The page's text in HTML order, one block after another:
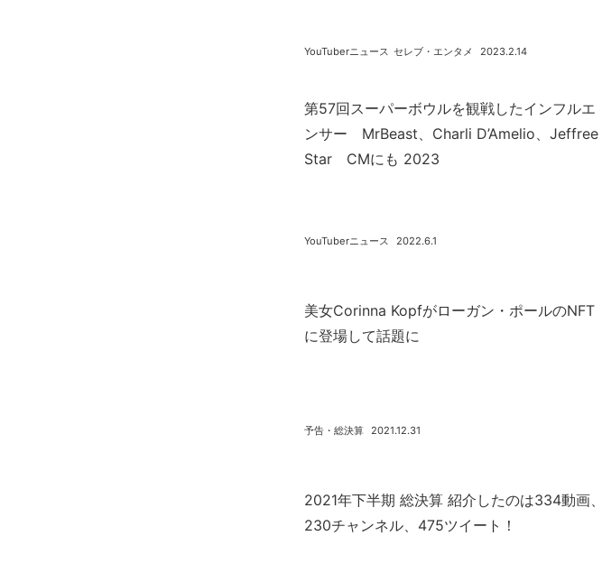
第57回スーパーボウルを観戦したインフルエ
ンサー MrBeast、Charli D’Amelio、Jeffree
Star CMにも 2023
2023.2.14
YouTuberニュース セレブ・エンタメ
美女Corinna Kopfがローガン・ポールのNFT
に登場して話題に
2022.6.1
YouTuberニュース
2021年下半期 総決算 紹介したのは334動画、
230チャンネル、475ツイート！
2021.12.31
予告・総決算